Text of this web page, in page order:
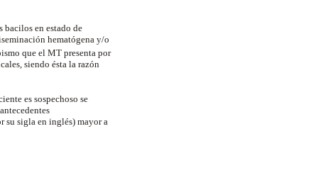
bacilos en estado de
hematógena y/o
que el MT presenta por
siendo ésta la razón
es sospechoso se
sigla en inglés) mayor a